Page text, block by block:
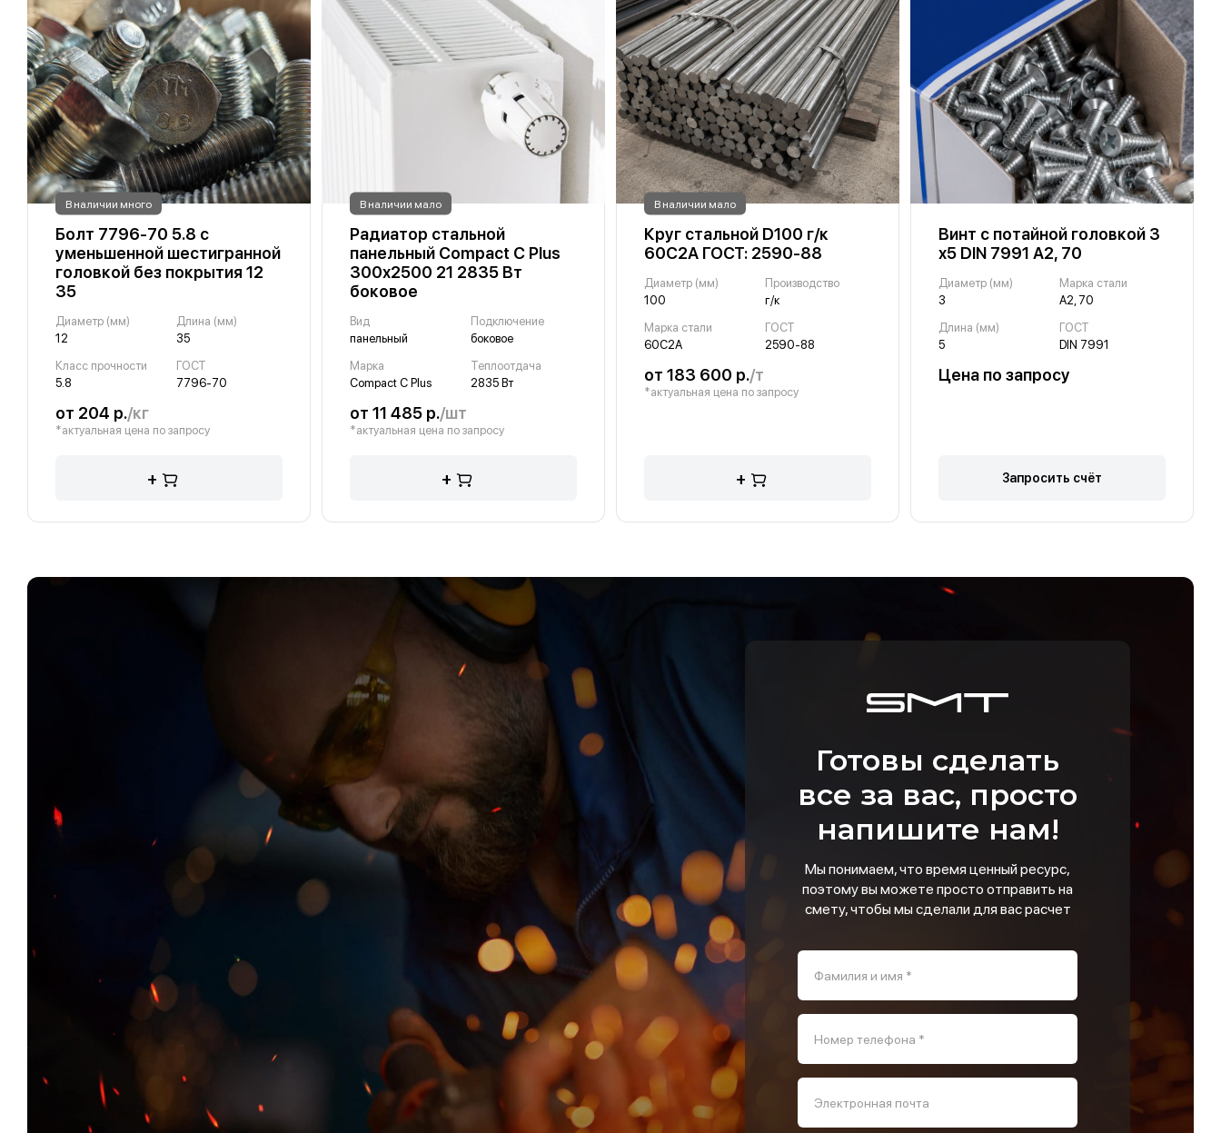
В наличии много
Болт 7796-70 5.8 с
уменьшенной шестигранной
головкой без покрытия 12
35
Диаметр (мм)
12
Длина (мм)
35
Класс прочности
5.8
ГОСТ
7796-70
от 204 р./кг
*актуальная цена по запросу
+
В наличии мало
Радиатор стальной
панельный Compact C Plus
300х2500 21 2835 Вт
боковое
Вид
панельный
Подключение
боковое
Марка
Compact C Plus
Теплоотдача
2835 Вт
от 11 485 р./шт
*актуальная цена по запросу
+
В наличии мало
Круг стальной D100 г/к
60С2А ГОСТ: 2590-88
Диаметр (мм)
100
Производство
г/к
Марка стали
60С2А
ГОСТ
2590-88
от 183 600 р./т
*актуальная цена по запросу
+
Винт с потайной головкой 3
х5 DIN 7991 А2, 70
Диаметр (мм)
3
Марка стали
А2, 70
Длина (мм)
5
ГОСТ
DIN 7991
Цена по запросу
Запросить счёт
Готовы сделать
все за вас, просто
напишите нам!
Мы понимаем, что время ценный ресурс,
поэтому вы можете просто отправить на
смету, чтобы мы сделали для вас расчет
Фамилия и имя *
Номер телефона *
Электронная почта